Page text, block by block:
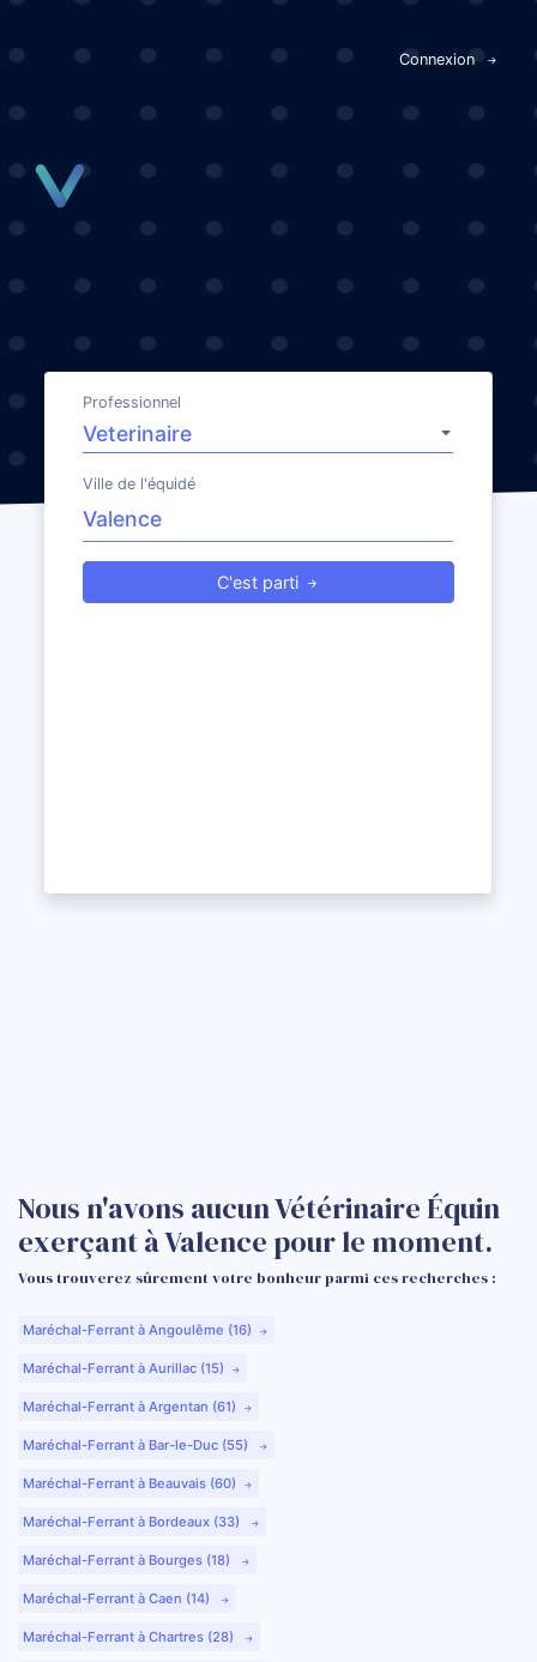
Connexion
Professionnel
Ville de l'équidé
C'est parti
Nous n'avons aucun Vétérinaire Équin
exerçant à Valence pour le moment.
Vous trouverez sûrement votre bonheur parmi ces recherches :
Maréchal-Ferrant à Angoulême (16)
Maréchal-Ferrant à Aurillac (15)
Maréchal-Ferrant à Argentan (61)
Maréchal-Ferrant à Bar-le-Duc (55)
Maréchal-Ferrant à Beauvais (60)
Maréchal-Ferrant à Bordeaux (33)
Maréchal-Ferrant à Bourges (18)
Maréchal-Ferrant à Caen (14)
Maréchal-Ferrant à Chartres (28)